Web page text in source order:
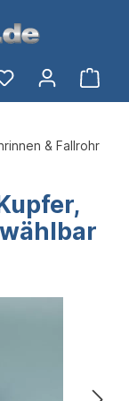
& Fallrohr